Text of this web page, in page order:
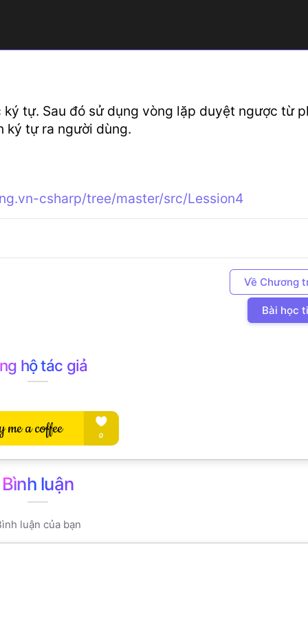
tự. Sau đó sử dụng vòng lặp duyệt ngược từ
ký tự ra người dùng.
csharp/tree/master/src/Lession4
Về Chương
Bài học
hộ tác giả
Bình luận
luận của bạn